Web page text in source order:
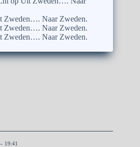
Zweden…. Naar Zweden.
Zweden…. Naar Zweden.
Zweden…. Naar Zweden.
19:41